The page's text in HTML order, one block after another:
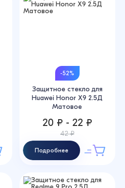
-52%
Защитное стекло для
Huawei Honor X9 2.5Д
Матовое
20 ₽ - 22 ₽
42 ₽
Подробнее